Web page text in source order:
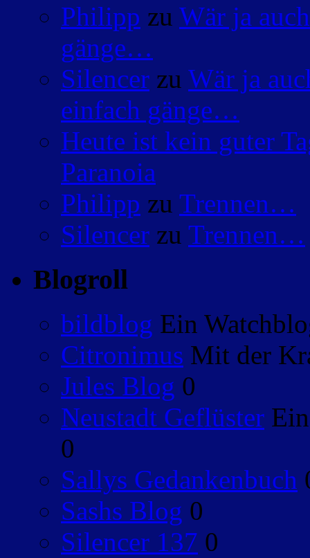
Philipp zu Wär ja
gänge…
Silencer zu Wär ja
einfach gänge…
Heute ist kein guter
Paranoia
Philipp zu Trennen…
Silencer zu Trennen…
Blogroll
bildblog Ein
Citronimus Mit der
Jules Blog 0
Neustadt Geflüster
0
Sallys Gedankenbuch
Sashs Blog 0
Silencer 137 0